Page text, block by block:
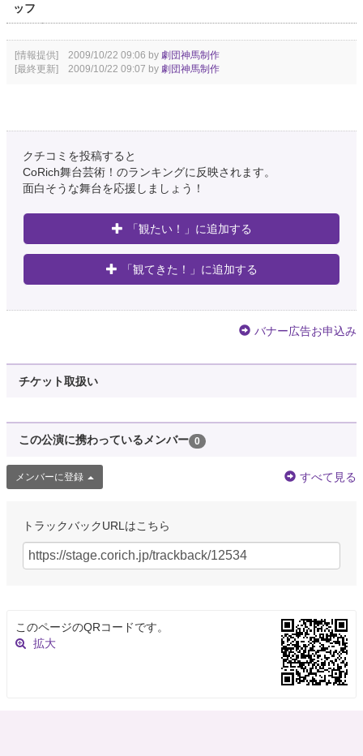
ッフ
[情報提供] 2009/10/22 09:06 by 劇団神馬制作
[最終更新] 2009/10/22 09:07 by 劇団神馬制作
クチコミを投稿すると
CoRich舞台芸術！のランキングに反映されます。
面白そうな舞台を応援しましょう！
「観たい！」に追加する
「観てきた！」に追加する
バナー広告お申込み
チケット取扱い
この公演に携わっているメンバー 0
メンバーに登録 すべて見る
トラックバックURLはこちら
このページのQRコードです。
拡大